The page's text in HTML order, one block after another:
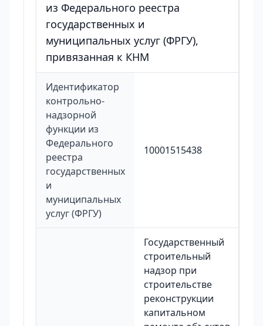
из Федерального реестра
государственных и
муниципальных услуг (ФРГУ),
привязанная к КНМ
Идентификатор
контрольно-
надзорной
функции из
Федерального
реестра
государственных
и
муниципальных
услуг (ФРГУ)
10001515438
Государственный
строительный
надзор при
строительстве
реконструкции
капитальном